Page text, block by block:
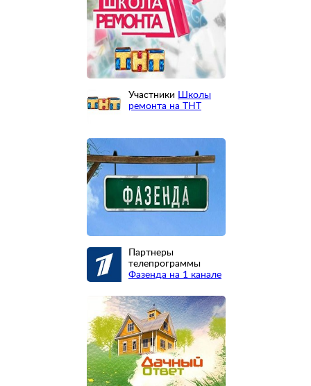
Участники Школы
ремонта на ТНТ
Партнеры
телепрограммы
Фазенда на 1 канале